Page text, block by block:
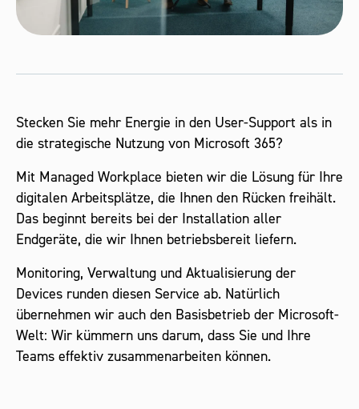
Stecken Sie mehr Energie in den User-Support als in
die strategische Nutzung von Microsoft 365?
Mit Managed Workplace bieten wir die Lösung für Ihre
digitalen Arbeitsplätze, die Ihnen den Rücken freihält.
Das beginnt bereits bei der Installation aller
Endgeräte, die wir Ihnen betriebsbereit liefern.
Monitoring, Verwaltung und Aktualisierung der
Devices runden diesen Service ab. Natürlich
übernehmen wir auch den Basisbetrieb der Microsoft-
Welt: Wir kümmern uns darum, dass Sie und Ihre
Teams effektiv zusammenarbeiten können.